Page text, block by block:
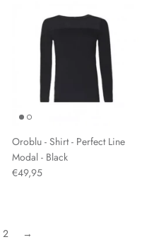
Oroblu - Shirt - Perfect Line
Modal - Black
€49,95
2 →